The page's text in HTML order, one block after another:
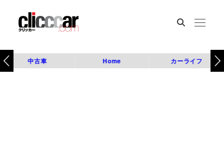
中古車 Home カーライフ